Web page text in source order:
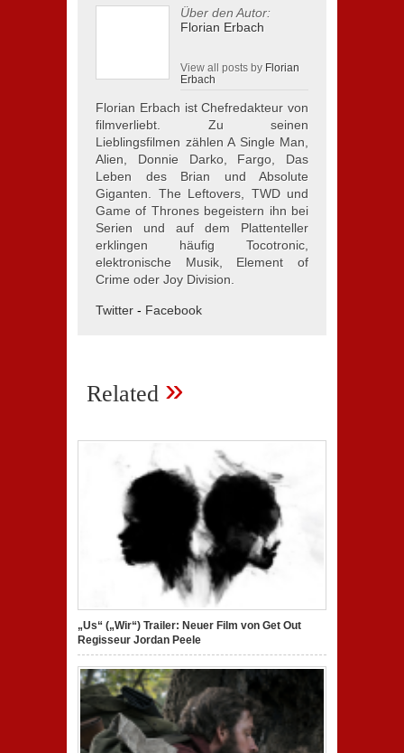
Über den Autor:
Florian Erbach
View all posts by Florian
Erbach
Florian Erbach ist Chefredakteur von
filmverliebt. Zu seinen
Lieblingsfilmen zählen A Single Man,
Alien, Donnie Darko, Fargo, Das
Leben des Brian und Absolute
Giganten. The Leftovers, TWD und
Game of Thrones begeistern ihn bei
Serien und auf dem Plattenteller
erklingen häufig Tocotronic,
elektronische Musik, Element of
Crime oder Joy Division.
Twitter - Facebook
Related »
„Us“ („Wir“) Trailer: Neuer Film von Get Out
Regisseur Jordan Peele